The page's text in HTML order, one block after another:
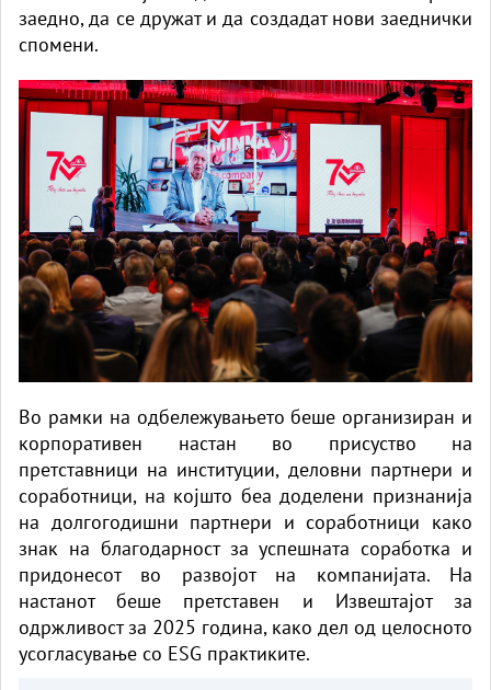
заедно, да се дружат и да создадат нови заеднички
спомени.
Во рамки на одбележувањето беше организиран и
корпоративен настан во присуство на
претставници на институции, деловни партнери и
соработници, на којшто беа доделени признанија
на долгогодишни партнери и соработници како
знак на благодарност за успешната соработка и
придонесот во развојот на компанијата. На
настанот беше претставен и Извештајот за
одржливост за 2025 година, како дел од целосното
усогласување со ESG практиките.